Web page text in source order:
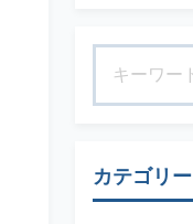
カテゴリー